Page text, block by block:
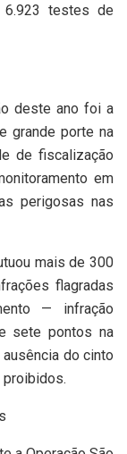
6.923 testes de
deste ano foi a
grande porte na
de fiscalização
em
perigosas nas
mais de 300
flagradas
— infração
sete pontos na
do cinto
proibidos.